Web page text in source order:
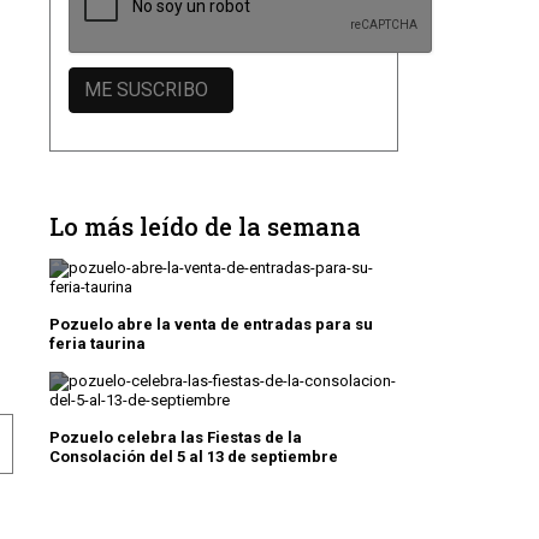
ESTADO DEL PARQUE DE LAS CÁRCAVAS
Lo más leído de la semana
Pozuelo abre la venta de entradas para su
feria taurina
Pozuelo celebra las Fiestas de la
Consolación del 5 al 13 de septiembre